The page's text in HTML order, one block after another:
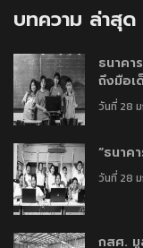
บทความ ล่าสุด
ธนาคา
ถึงมือเ
วันที่ 28
“ธนาค
วันที่ 28
กสศ. มู